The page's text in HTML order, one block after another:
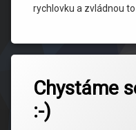
rychlovku a zvládnou to
Chystáme
:-)
přání
Velikonoce